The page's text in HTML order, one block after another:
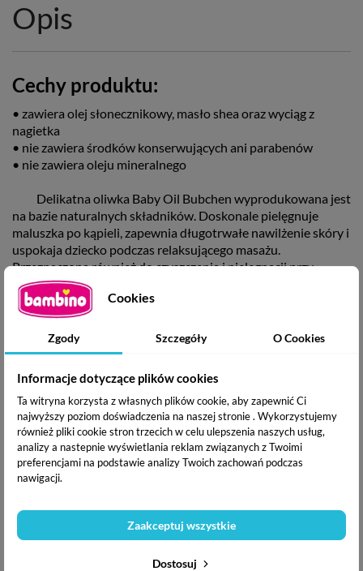
Opis
Cechy produktu:
• zawiera olej słonecznikowy, masło shea oraz wyciąg z
nagietka
• nie zawiera środków konserwujących ani parabenów
• nie zawiera oleju mineralnego
Delikatna oliwka Baby Oil Bubchen wyprodukowana jest
na bazie naturalnych składników. Doskonale pielęgnuje
maluszka po kąpieli, zapewnia długotrwałe nawilżenie skóry i
uspokaja dziecko podczas relaksującego masażu.
Przeznaczona również do czyszczenia i pielęgnacji przy
każdej zmianie pieluszki.
Przeprowadzone badania kliniczne potwierdziły bardzo
(8 godzin) oraz podtrzymywanie ochronnej bariery skóry.
Komentarze(0)
Produkt nie ma jeszcze opinii
GPSR
Cookies
Zgody Szczegóły O Cookies
Informacje dotyczące plików cookies
Ta witryna korzysta z własnych plików cookie, aby zapewnić Ci
najwyższy poziom doświadczenia na naszej stronie . Wykorzystujemy
również pliki cookie stron trzecich w celu ulepszenia naszych usług,
analizy a nastepnie wyświetlania reklam związanych z Twoimi
preferencjami na podstawie analizy Twoich zachowań podczas
nawigacji.
Dostosuj
Zaakceptuj wszystkie